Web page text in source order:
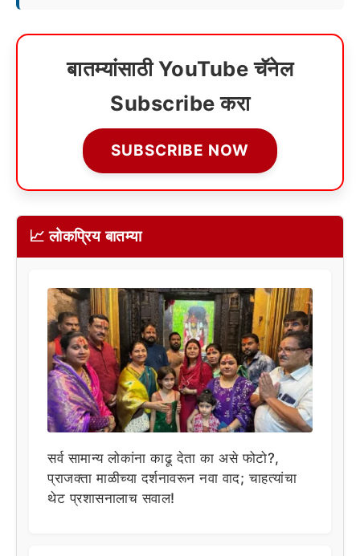
बातम्यांसाठी YouTube चॅनेल
Subscribe करा
SUBSCRIBE NOW
📈 लोकप्रिय बातम्या
सर्व सामान्य लोकांना काढू देता का असे फोटो?,
प्राजक्ता माळीच्या दर्शनावरून नवा वाद; चाहत्यांचा
थेट प्रशासनालाच सवाल!